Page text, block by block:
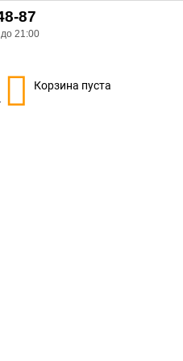
87
21:00
Корзина пуста